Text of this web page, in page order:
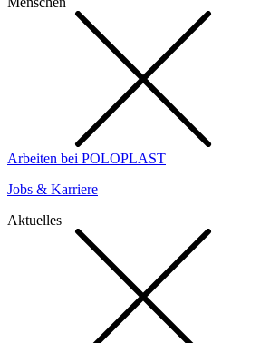
Arbeiten bei POLOPLAST
Jobs & Karriere
Aktuelles